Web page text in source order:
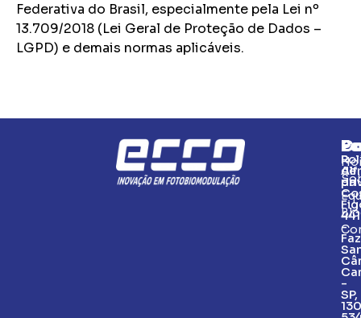
Federativa do Brasil, especialmente pela Lei nº
13.709/2018 (Lei Geral de Proteção de Dados –
LGPD) e demais normas aplicáveis.
de
R.
da
441
-
-
SP,